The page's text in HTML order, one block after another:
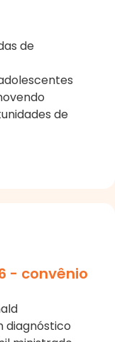
de
de
- convênio
diagnóstico